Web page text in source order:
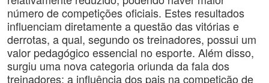
número de competições oficiais. Estes resultados
influenciam diretamente a questão das vitórias e
derrotas, a qual, segundo os treinadores, possui um
valor pedagógico essencial no esporte. Além disso,
surgiu uma nova categoria oriunda da fala dos
treinadores: a influência dos pais na competição de